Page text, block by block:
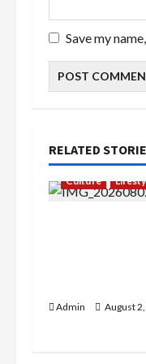
Save my
RELATED
Culture
Admin August